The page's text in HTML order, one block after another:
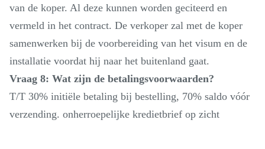
van de koper. Al deze kunnen worden geciteerd en
vermeld in het contract. De verkoper zal met de koper
samenwerken bij de voorbereiding van het visum en de
installatie voordat hij naar het buitenland gaat.
Vraag 8: Wat zijn de betalingsvoorwaarden?
T/T 30% initiële betaling bij bestelling, 70% saldo vóór
verzending. onherroepelijke kredietbrief op zicht